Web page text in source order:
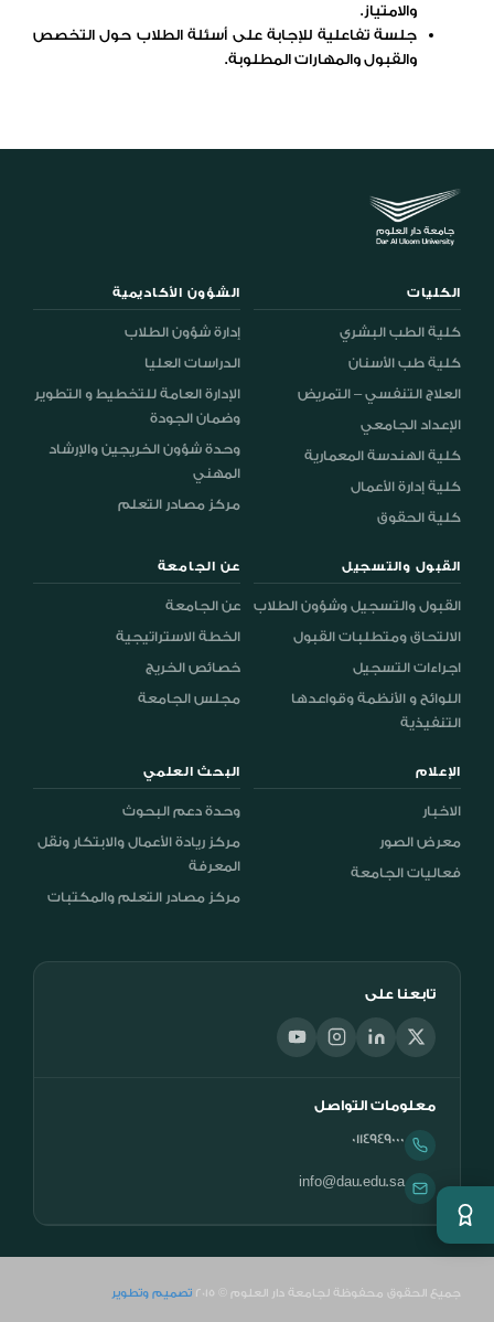
والامتياز .
جلسة تفاعلية للإجابة على أسئلة الطلاب حول التخصص
والقبول والمهارات المطلوبة.
الكليات
كلية الطب البشري
كلية طب الأسنان
العلاج التنفسي – التمريض
الإعداد الجامعي
كلية الهندسة المعمارية
كلية إدارة الأعمال
كلية الحقوق
الشؤون الأكاديمية
إدارة شؤون الطلاب
الدراسات العليا
الإدارة العامة للتخطيط و التطوير
وضمان الجودة
وحدة شؤون الخريجين والإرشاد
المهني
مركز مصادر التعلم
القبول والتسجيل
القبول والتسجيل وشؤون الطلاب
الالتحاق ومتطلبات القبول
اجراءات التسجيل
اللوائح و الأنظمة وقواعدها
التنفيذية
عن الجامعة
عن الجامعة
الخطة الاستراتيجية
خصائص الخريج
مجلس الجامعة
الإعلام
الاخبار
معرض الصور
فعاليات الجامعة
البحث العلمي
وحدة دعم البحوث
مركز ريادة الأعمال والابتكار ونقل
المعرفة
مركز مصادر التعلم والمكتبات
تابعنا على
معلومات التواصل
0114949000
info@dau.edu.sa
جميع الحقوق محفوظة لجامعة دار العلوم © 2015 تصميم وتطوير